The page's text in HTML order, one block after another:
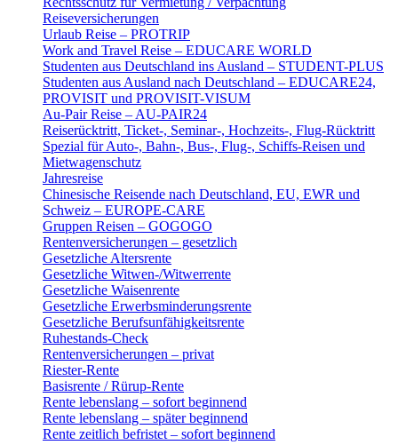
Reiseversicherungen
Urlaub Reise – PROTRIP
Work and Travel Reise – EDUCARE WORLD
Studenten aus Deutschland ins Ausland – STUDENT-PLUS
Studenten aus Ausland nach Deutschland – EDUCARE24,
PROVISIT und PROVISIT-VISUM
Au-Pair Reise – AU-PAIR24
Reiserücktritt, Ticket-, Seminar-, Hochzeits-, Flug-Rücktritt
Spezial für Auto-, Bahn-, Bus-, Flug-, Schiffs-Reisen und
Mietwagenschutz
Jahresreise
Chinesische Reisende nach Deutschland, EU, EWR und
Schweiz – EUROPE-CARE
Gruppen Reisen – GOGOGO
Rentenversicherungen – gesetzlich
Gesetzliche Altersrente
Gesetzliche Witwen-/Witwerrente
Gesetzliche Waisenrente
Gesetzliche Erwerbsminderungsrente
Gesetzliche Berufsunfähigkeitsrente
Ruhestands-Check
Rentenversicherungen – privat
Riester-Rente
Basisrente / Rürup-Rente
Rente lebenslang – sofort beginnend
Rente lebenslang – später beginnend
Rente zeitlich befristet – sofort beginnend